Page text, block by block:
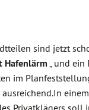
sind jetzt
Hafenlärm„ und ein
im
einem
Privatklägers soll